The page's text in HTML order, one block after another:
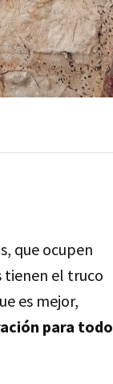
que ocupen
tienen el truco
es mejor,
para todo